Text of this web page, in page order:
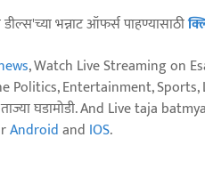
भन्नाट ऑफर्स पाहण्यासाठी
, Watch Live Streaming on
Politics, Entertainment, Sports,
ताज्या घडामोडी. And Live taja
Androidand IOS.